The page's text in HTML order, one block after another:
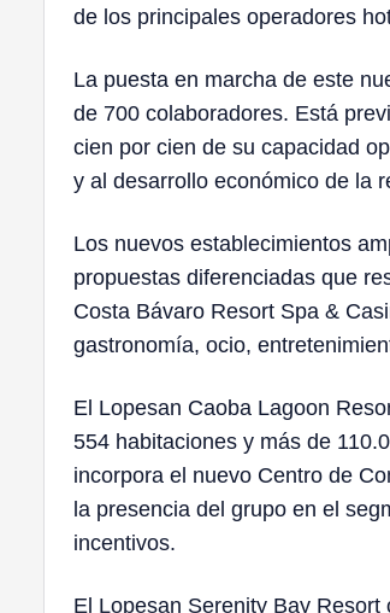
de los principales operadores
La puesta en marcha de este
de 700 colaboradores. Está
cien por cien de su capacidad
y al desarrollo económico de la
Los nuevos establecimientos
propuestas diferenciadas que
Costa Bávaro Resort Spa &
gastronomía, ocio,
El Lopesan Caoba Lagoon
554 habitaciones y más de
incorpora el nuevo Centro de
la presencia del grupo en el
incentivos.
El Lopesan Serenity Bay